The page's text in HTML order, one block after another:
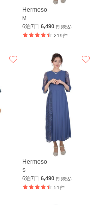
Hermoso
M
6泊7日6,490円 (税込)
219件
Hermoso
S
6泊7日6,490円 (税込)
51件